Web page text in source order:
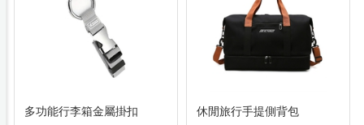
多功能行李箱金屬掛扣 休閒旅行手提側背包